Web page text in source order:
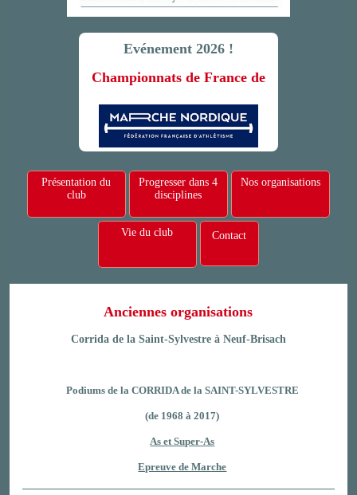
Evénement 2026 !
Championnats de France de
Présentation du
club
Progresser dans 4
disciplines
Nos organisations
Vie du club Contact
Anciennes organisations
Corrida de la Saint-Sylvestre à Neuf-Brisach
Podiums de la CORRIDA de la SAINT-SYLVESTRE
(de 1968 à 2017)
As et Super-As
Epreuve de Marche